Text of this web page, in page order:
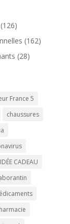
(162)
(28)
France 5
chaussures
IDÉE CADEAU